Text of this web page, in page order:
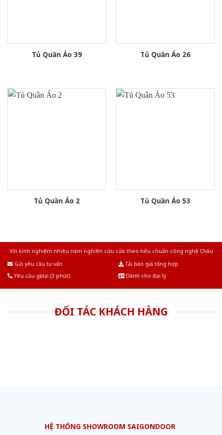
Tủ Quần Áo 39 Tủ Quần Áo 26
Tủ Quần Áo 2 Tủ Quần Áo 53
Với kinh nghiệm nhiêu năm nghiên cứu cửa theo tiêu chuẩn công nghệ Châu
Gửi yêu cầu tư vấn
Tải báo giá tổng hợp
Yêu cầu gọi lại (3 phút)
Dành cho đại lý
ĐỐI TÁC KHÁCH HÀNG
HỆ THỐNG SHOWROOM SAIGONDOOR